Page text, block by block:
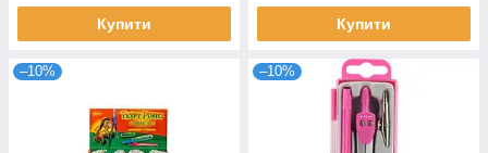
Купити Купити
–10% –10%